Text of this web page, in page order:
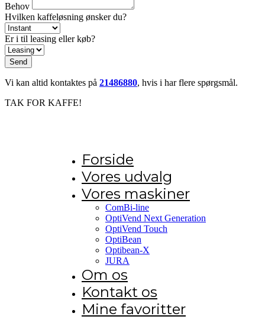
Behov
Hvilken kaffeløsning ønsker du?
Er i til leasing eller køb?
Send
Vi kan altid kontaktes på 21486880, hvis i har flere spørgsmål.
TAK FOR KAFFE!
Forside
Vores udvalg
Vores maskiner
ComBi-line
OptiVend Next Generation
OptiVend Touch
OptiBean
Optibean-X
JURA
Om os
Kontakt os
Mine favoritter